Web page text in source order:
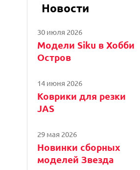
Новости
30 июля 2026
Модели Siku в Хобби
Остров
14 июня 2026
Коврики для резки
JAS
29 мая 2026
Новинки сборных
моделей Звезда